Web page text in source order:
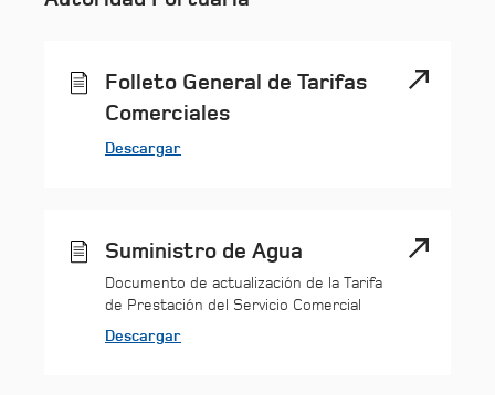
Folleto General de Tarifas
Comerciales
Descargar
Suministro de Agua
Documento de actualización de la Tarifa
de Prestación del Servicio Comercial
Descargar